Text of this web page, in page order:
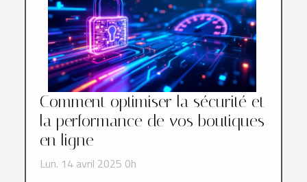
Comment optimiser la sécurité et
la performance de vos boutiques
en ligne
Lun. 14 avril 2025 0h